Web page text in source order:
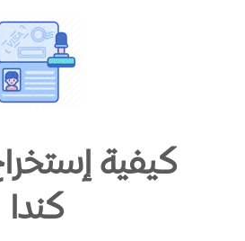
كيفية
كندا